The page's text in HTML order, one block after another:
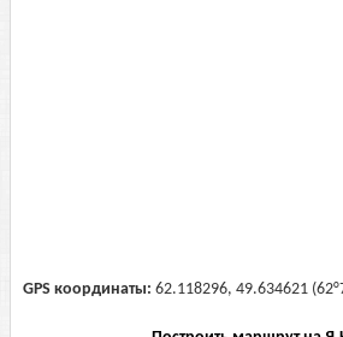
GPS координаты: 62.118296, 49.634621